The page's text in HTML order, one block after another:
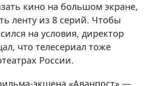
кино на большом экране,
ленту из 8 серий. Чтобы
на условия, директор
что телесериал тоже
России.
экшена «Аванпост» —